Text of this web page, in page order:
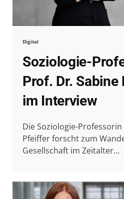
Digital
Soziologie-
Prof. Dr.
im Interview
Die Soziologie-
Pfeiffer forscht zum
Gesellschaft im Zeitalter...